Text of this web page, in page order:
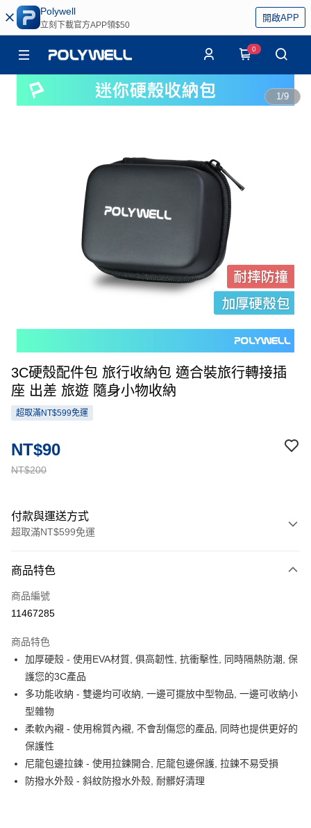
Polywell
立刻下載官方APP領$50
開啟APP
0
1/9
3C硬殼配件包 旅行收納包 適合裝旅行轉接插
座 出差 旅遊 隨身小物收納
超取滿NT$599免運
NT$200
NT$90
付款與運送方式
超取滿NT$599免運
信用卡一次付款
超商取貨付款
Apple Pay
街口支付
悠遊付
ATM付款
運送方式
商品特色
商品編號
11467285
商品特色
加厚硬殼 - 使用EVA材質, 俱高韌性, 抗衝擊性, 同時隔熱防潮, 保
護您的3C產品
多功能收納 - 雙邊均可收納, 一邊可擺放中型物品, 一邊可收納小
型雜物
柔軟內襯 - 使用棉質內襯, 不會刮傷您的產品, 同時也提供更好的
保護性
尼龍包邊拉鍊 - 使用拉鍊開合, 尼龍包邊保護, 拉鍊不易受損
防撥水外殼 - 斜紋防撥水外殼, 耐髒好清理